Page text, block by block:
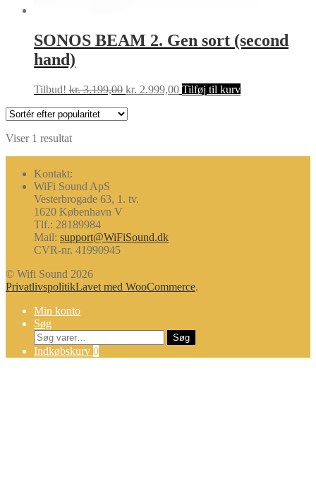
SONOS BEAM 2. Gen sort (second
hand)
Tilbud! kr.3.199,00 Den
kr. 2.999,00Den
Tilføj til kurv
Viser 1 resultat
Kontakt:
WiFi Sound ApS
Vesterbrogade 63, 1. tv.
1620 København V
Tlf.: 28189984
Mail: support@WiFiSound.dk
CVR-nr. 41990945
© Wifi Sound 2026
PrivatlivspolitikLavet med WooCommerce.
Min konto
Søg
Søg
efter:
Søg
Indkøbskurv 0